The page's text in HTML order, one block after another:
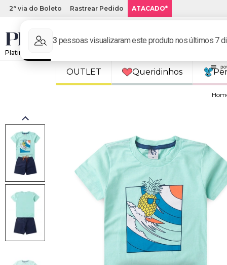
2ª via do Boleto Rastrear Pedido ATACADO*
Platinum Kids: Loja de roupa infantil online.
OUTLET Queridinhos